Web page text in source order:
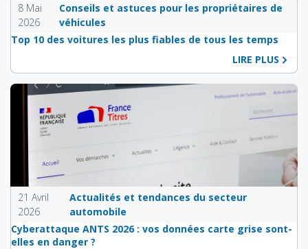
8 Mai
2026
Conseils et astuces pour les propriétaires de
véhicules
Top 10 des voitures les plus fiables de tous les temps
LIRE PLUS
21 Avril
2026
Actualités et tendances du secteur
automobile
Cyberattaque ANTS 2026 : vos données carte grise sont-
elles en danger ?